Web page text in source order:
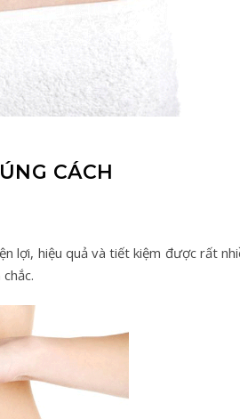
CÁCH
lợi, hiệu quả và tiết kiệm được rất